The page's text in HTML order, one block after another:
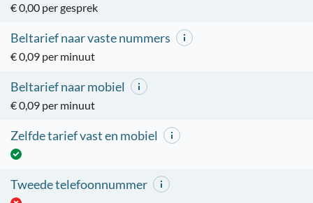
€ 0,00 per gesprek
Beltarief naar vaste nummers
€ 0,09 per minuut
Beltarief naar mobiel
€ 0,09 per minuut
Zelfde tarief vast en mobiel
Tweede telefoonnummer